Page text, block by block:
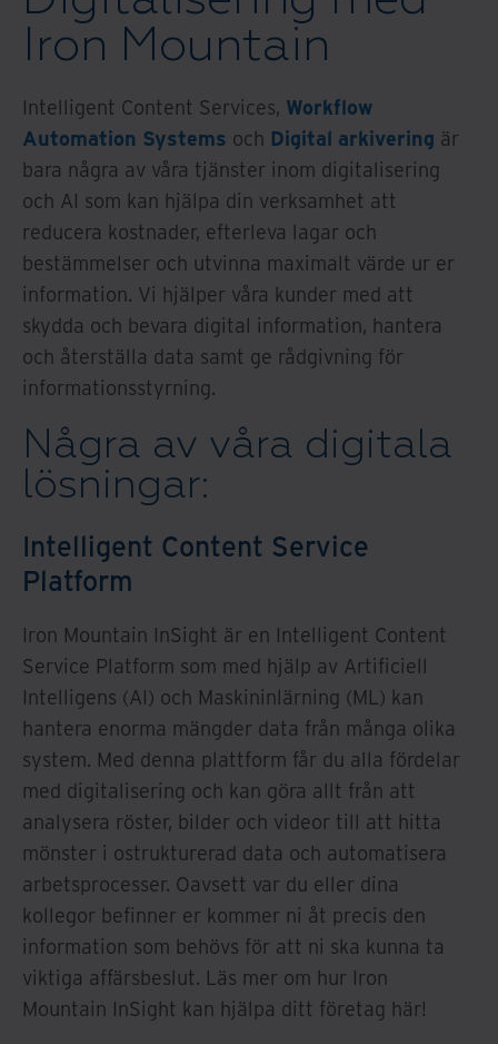
Iron Mountain
Intelligent Content Services, Workflow
Automation Systems och Digital arkivering är
bara några av våra tjänster inom digitalisering
och AI som kan hjälpa din verksamhet att
reducera kostnader, efterleva lagar och
bestämmelser och utvinna maximalt värde ur er
information. Vi hjälper våra kunder med att
skydda och bevara digital information, hantera
och återställa data samt ge rådgivning för
informationsstyrning.
Några av våra digitala
lösningar:
Intelligent Content Service
Platform
Iron Mountain InSight är en Intelligent Content
Service Platform som med hjälp av Artificiell
Intelligens (AI) och Maskininlärning (ML) kan
hantera enorma mängder data från många olika
system. Med denna plattform får du alla fördelar
med digitalisering och kan göra allt från att
analysera röster, bilder och videor till att hitta
mönster i ostrukturerad data och automatisera
arbetsprocesser. Oavsett var du eller dina
kollegor befinner er kommer ni åt precis den
information som behövs för att ni ska kunna ta
viktiga affärsbeslut. Läs mer om hur Iron
Mountain InSight kan hjälpa ditt företag här!